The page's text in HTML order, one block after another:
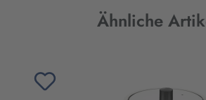
Produktgalerie überspringen
Ähnliche